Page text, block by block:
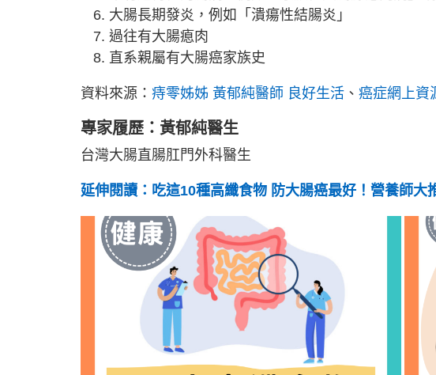
大腸長期發炎，例如「潰瘍性結腸炎」
過往有大腸瘜肉
直系親屬有大腸癌家族史
資料來源： 痔零姊姊 黃郁純醫師 良好生活 、 癌症網上資
專家履歷：黃郁純醫生
台灣大腸直腸肛門外科醫生
延伸閱讀：吃這10種高纖食物 防大腸癌最好！營養師大